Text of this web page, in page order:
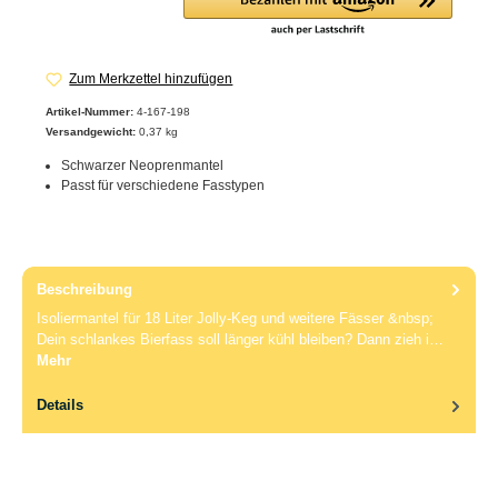
Zum Merkzettel hinzufügen
Artikel-Nummer: 4-167-198
Versandgewicht: 0,37 kg
Schwarzer Neoprenmantel
Passt für verschiedene Fasstypen
Beschreibung
Isoliermantel für 18 Liter Jolly-Keg und weitere Fässer &nbsp;
Dein schlankes Bierfass soll länger kühl bleiben? Dann zieh i…
Mehr
Details